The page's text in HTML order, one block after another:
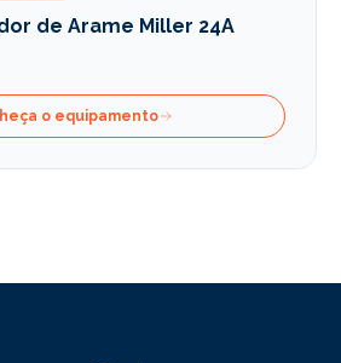
de Arame Miller 24A
o equipamento